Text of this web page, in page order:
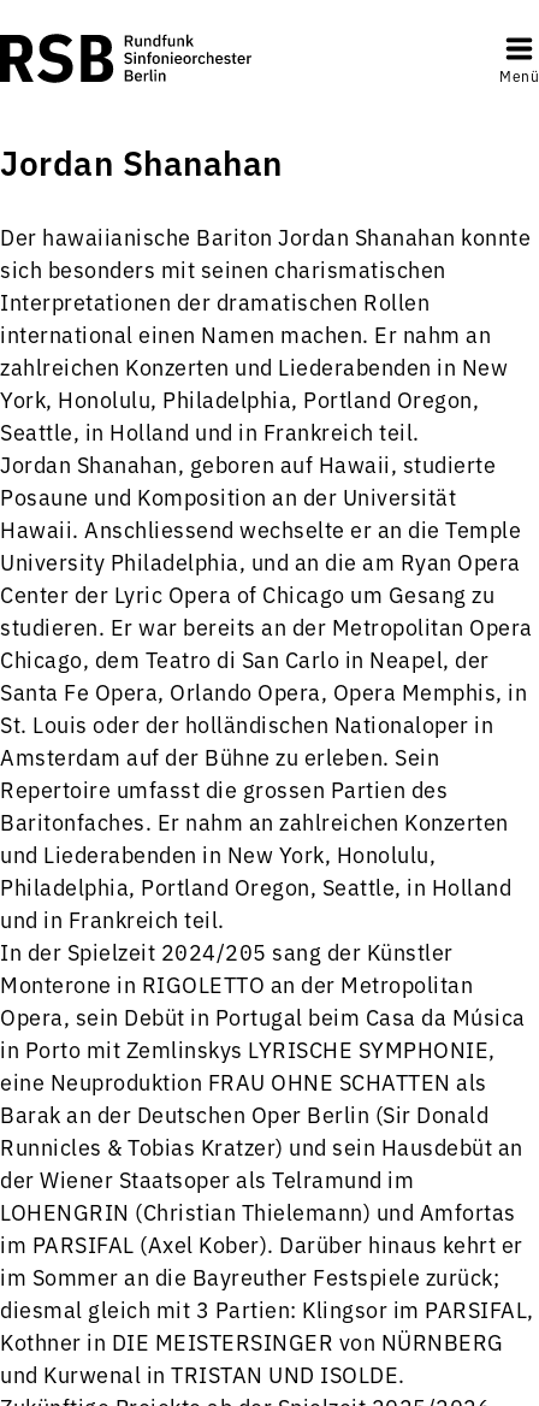
Menü
Jordan Shanahan
Der hawaiianische Bariton Jordan Shanahan konnte
sich besonders mit seinen charismatischen
Interpretationen der dramatischen Rollen
international einen Namen machen. Er nahm an
zahlreichen Konzerten und Liederabenden in New
York, Honolulu, Philadelphia, Portland Oregon,
Seattle, in Holland und in Frankreich teil.
Jordan Shanahan, geboren auf Hawaii, studierte
Posaune und Komposition an der Universität
Hawaii. Anschliessend wechselte er an die Temple
University Philadelphia, und an die am Ryan Opera
Center der Lyric Opera of Chicago um Gesang zu
studieren. Er war bereits an der Metropolitan Opera
Chicago, dem Teatro di San Carlo in Neapel, der
Santa Fe Opera, Orlando Opera, Opera Memphis, in
St. Louis oder der holländischen Nationaloper in
Amsterdam auf der Bühne zu erleben. Sein
Repertoire umfasst die grossen Partien des
Baritonfaches. Er nahm an zahlreichen Konzerten
und Liederabenden in New York, Honolulu,
Philadelphia, Portland Oregon, Seattle, in Holland
und in Frankreich teil.
In der Spielzeit 2024/205 sang der Künstler
Monterone in RIGOLETTO an der Metropolitan
Opera, sein Debüt in Portugal beim Casa da Música
in Porto mit Zemlinskys LYRISCHE SYMPHONIE,
eine Neuproduktion FRAU OHNE SCHATTEN als
Barak an der Deutschen Oper Berlin (Sir Donald
Runnicles & Tobias Kratzer) und sein Hausdebüt an
der Wiener Staatsoper als Telramund im
LOHENGRIN (Christian Thielemann) und Amfortas
im PARSIFAL (Axel Kober). Darüber hinaus kehrt er
im Sommer an die Bayreuther Festspiele zurück;
diesmal gleich mit 3 Partien: Klingsor im PARSIFAL,
Kothner in DIE MEISTERSINGER von NÜRNBERG
und Kurwenal in TRISTAN UND ISOLDE.